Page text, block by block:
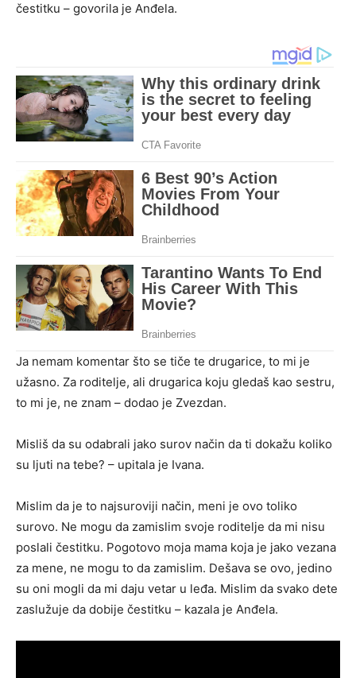
čestitku – govorila je Anđela.
Ja nemam komentar što se tiče te drugarice, to mi je
užasno. Za roditelje, ali drugarica koju gledaš kao sestru,
to mi je, ne znam – dodao je Zvezdan.
Misliš da su odabrali jako surov način da ti dokažu koliko
su ljuti na tebe? – upitala je Ivana.
Mislim da je to najsuroviji način, meni je ovo toliko
surovo. Ne mogu da zamislim svoje roditelje da mi nisu
poslali čestitku. Pogotovo moja mama koja je jako vezana
za mene, ne mogu to da zamislim. Dešava se ovo, jedino
su oni mogli da mi daju vetar u leđa. Mislim da svako dete
zaslužuje da dobije čestitku – kazala je Anđela.